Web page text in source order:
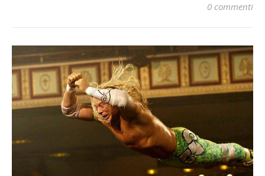
0 commenti